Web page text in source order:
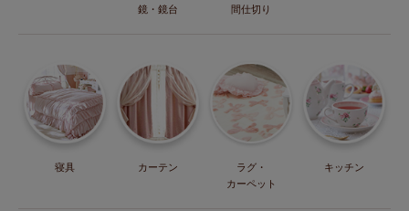
鏡・鏡台
間仕切り
寝具 カーテン
ラグ・
カーペット
キッチン